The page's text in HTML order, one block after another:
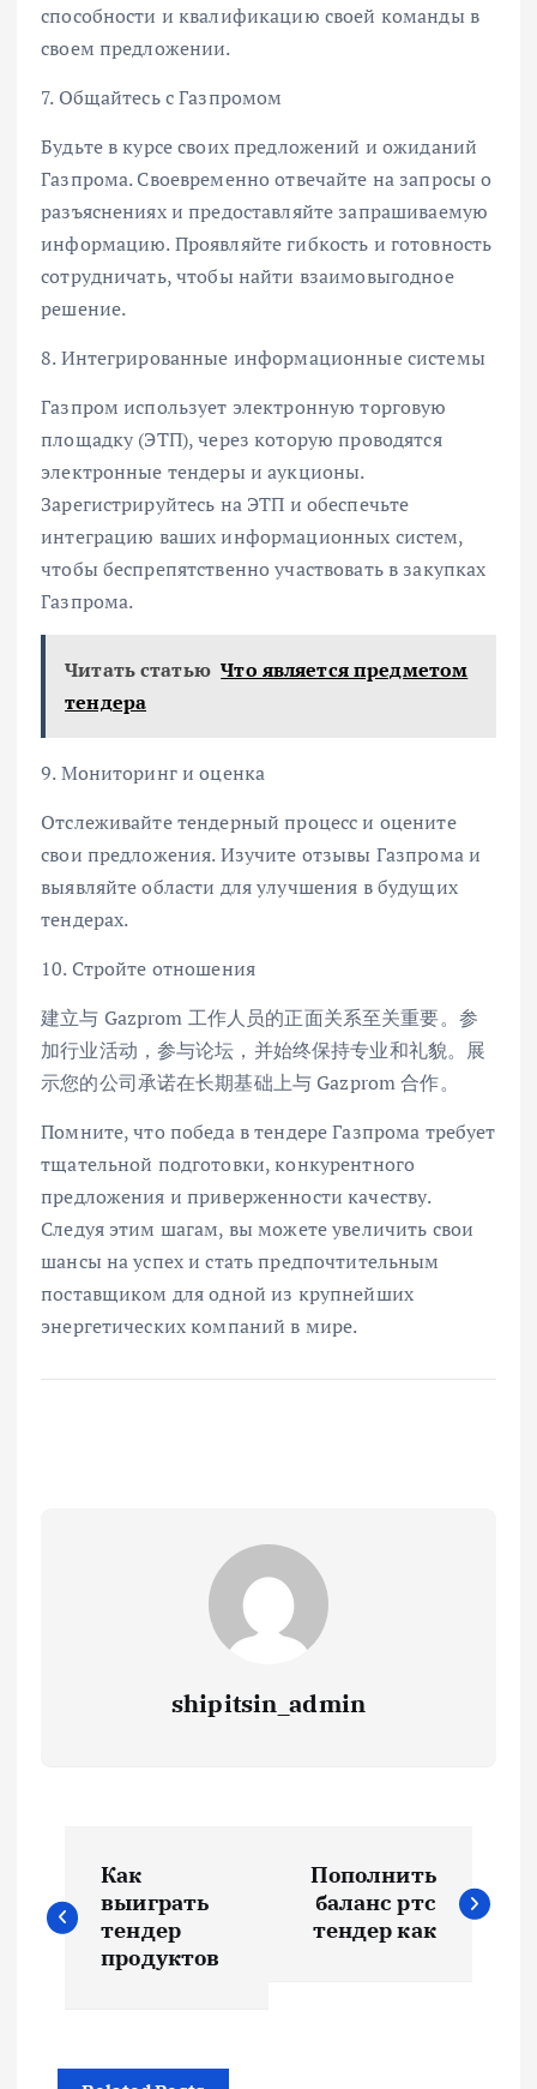
способности и квалификацию своей команды в
своем предложении.
7. Общайтесь с Газпромом
Будьте в курсе своих предложений и ожиданий
Газпрома. Своевременно отвечайте на запросы о
разъяснениях и предоставляйте запрашиваемую
информацию. Проявляйте гибкость и готовность
сотрудничать, чтобы найти взаимовыгодное
решение.
8. Интегрированные информационные системы
Газпром использует электронную торговую
площадку (ЭТП), через которую проводятся
электронные тендеры и аукционы.
Зарегистрируйтесь на ЭТП и обеспечьте
интеграцию ваших информационных систем,
чтобы беспрепятственно участвовать в закупках
Газпрома.
Читать статью Что является предметом
тендера
9. Мониторинг и оценка
Отслеживайте тендерный процесс и оцените
свои предложения. Изучите отзывы Газпрома и
выявляйте области для улучшения в будущих
тендерах.
10. Стройте отношения
建立与 Gazprom 工作人员的正面关系至关重要。参
加行业活动，参与论坛，并始终保持专业和礼貌。展
示您的公司承诺在长期基础上与 Gazprom 合作。
Помните, что победа в тендере Газпрома требует
тщательной подготовки, конкурентного
предложения и приверженности качеству.
Следуя этим шагам, вы можете увеличить свои
шансы на успех и стать предпочтительным
поставщиком для одной из крупнейших
энергетических компаний в мире.
shipitsin_admin
а
Как
выиграть
тендер
продуктов
Пополнить
баланс ртс
тендер как